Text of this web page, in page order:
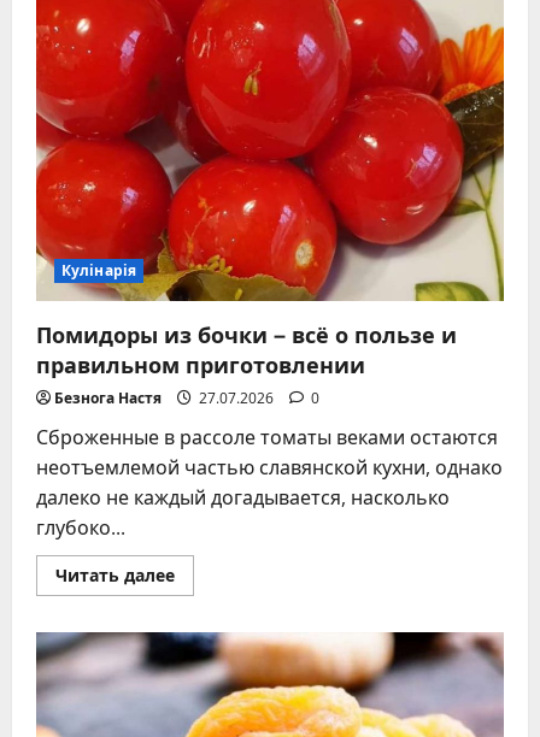
трещин:
секреты
идеальной
скорлупы
Кулінарія
Помидоры из бочки – всё о пользе и
правильном приготовлении
Безнога Настя 27.07.2026 0
Сброженные в рассоле томаты веками остаются
неотъемлемой частью славянской кухни, однако
далеко не каждый догадывается, насколько
глубоко...
Читать далееПрочитать
больше
из
бочки
–
всё
пользе